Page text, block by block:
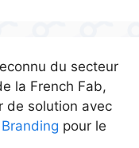
du secteur
la French Fab,
de solution avec
pour le